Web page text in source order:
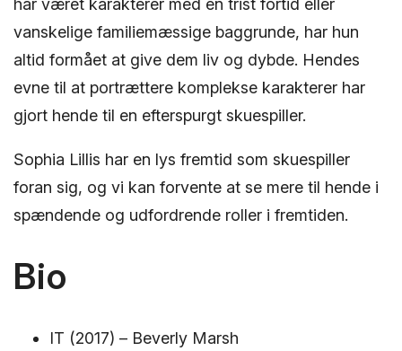
vanskelige familiemæssige baggrunde, har hun
altid formået at give dem liv og dybde. Hendes
evne til at portrættere komplekse karakterer har
gjort hende til en efterspurgt skuespiller.
Sophia Lillis har en lys fremtid som skuespiller
foran sig, og vi kan forvente at se mere til hende i
spændende og udfordrende roller i fremtiden.
Bio
IT (2017) – Beverly Marsh